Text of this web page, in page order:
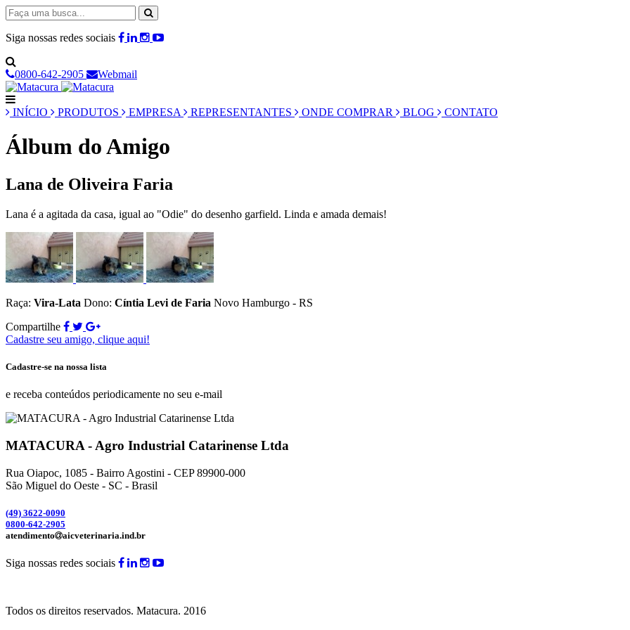
Siga nossas redes sociais
0800-642-2905 Webmail
INÍCIO PRODUTOS EMPRESA REPRESENTANTES ONDE COMPRAR BLOG CONTATO
Álbum do Amigo
Lana de Oliveira Faria
Lana é a agitada da casa, igual ao "Odie" do desenho garfield. Linda e amada demais!
Raça: Vira-Lata Dono: Cíntia Levi de Faria Novo Hamburgo - RS
Compartilhe
Cadastre seu amigo, clique aqui!
Cadastre-se na nossa lista
e receba conteúdos periodicamente no seu e-mail
MATACURA - Agro Industrial Catarinense Ltda
Rua Oiapoc, 1085 - Bairro Agostini - CEP 89900-000
São Miguel do Oeste - SC - Brasil
(49) 3622-0090
0800-642-2905
atendimento
aicveterinaria.ind.br
Siga nossas redes sociais
Todos os direitos reservados. Matacura. 2016